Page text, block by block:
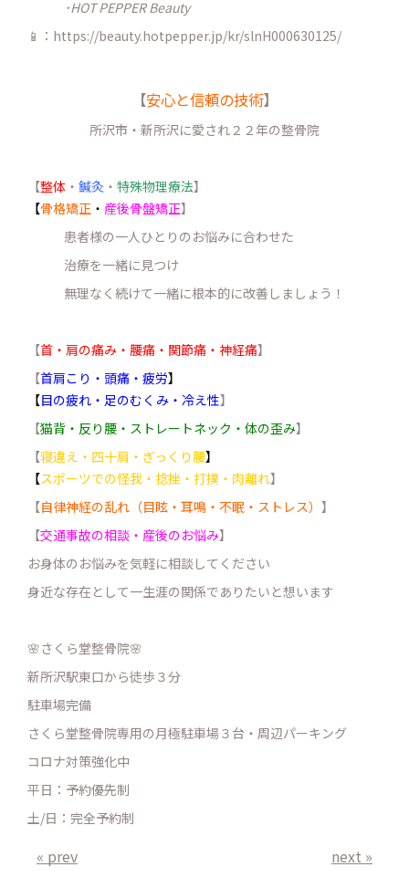
･HOT PEPPER Beauty
📱：https://beauty.hotpepper.jp/kr/slnH000630125/
【安心と信頼の技術】
所沢市・新所沢に愛され２２年の整骨院
【整体 ・ 鍼灸 ・ 特殊物理療法】
【骨格矯正 ・ 産後骨盤矯正】
患者様の一人ひとりのお悩みに合わせた
治療を一緒に見つけ
無理なく続けて一緒に根本的に改善しましょう！
【首・肩の痛み・腰痛・関節痛・神経痛】
【首肩こり・頭痛・疲労】
【目の疲れ・足のむくみ・冷え性】
【猫背・反り腰・ストレートネック・体の歪み】
【寝違え・四十肩・ぎっくり腰】
【スポーツでの怪我・捻挫・打撲・肉離れ】
【自律神経の乱れ（目眩・耳鳴・不眠・ストレス） 】
【交通事故の相談・産後のお悩み】
お身体のお悩みを気軽に相談してください
身近な存在として一生涯の関係でありたいと想います
🌸さくら堂整骨院🌸
新所沢駅東口から徒歩３分
駐車場完備
さくら堂整骨院専用の月極駐車場３台・周辺パーキング
コロナ対策強化中
平日：予約優先制
土/日：完全予約制
« prev next »